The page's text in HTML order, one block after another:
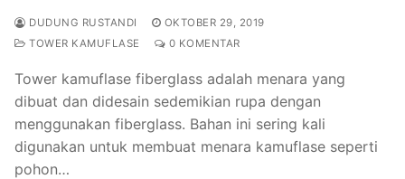
DUDUNG RUSTANDI
OKTOBER 29, 2019
TOWER KAMUFLASE
0 KOMENTAR
Tower kamuflase fiberglass adalah menara yang
dibuat dan didesain sedemikian rupa dengan
menggunakan fiberglass. Bahan ini sering kali
digunakan untuk membuat menara kamuflase seperti
pohon…